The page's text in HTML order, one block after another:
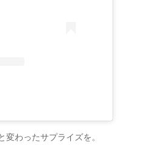
変わったサプライズを。